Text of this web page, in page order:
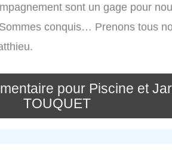
sont un gage pour
conquis… Prenons tous
pour Piscine et
TOUQUET